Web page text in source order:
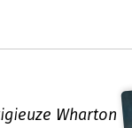
Wharton